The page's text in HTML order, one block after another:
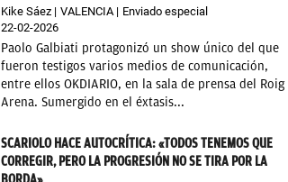
Kike Sáez VALENCIA
Enviado especial
22-02-2026
Paolo Galbiati protagonizó un show único del que
fueron testigos varios medios de comunicación,
entre ellos OKDIARIO, en la sala de prensa del Roig
Arena. Sumergido en el éxtasis...
SCARIOLO HACE AUTOCRÍTICA: «TODOS TENEMOS QUE
CORREGIR, PERO LA PROGRESIÓN NO SE TIRA POR LA